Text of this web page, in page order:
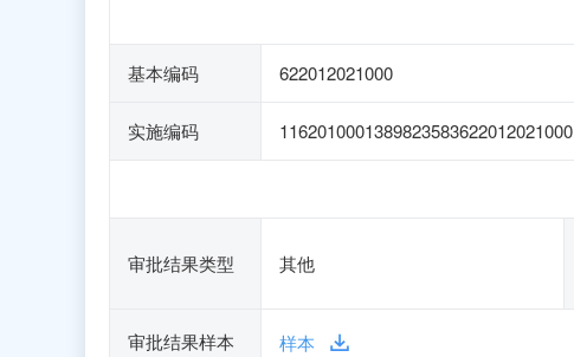
基本编码 622012021000
实施编码 1162010001389823583622012021000
审批结果类型 其他
审批结果样本 样本